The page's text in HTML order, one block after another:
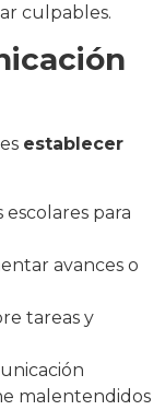
culpables.
establecer
para
avances o
tareas y
malentendidos